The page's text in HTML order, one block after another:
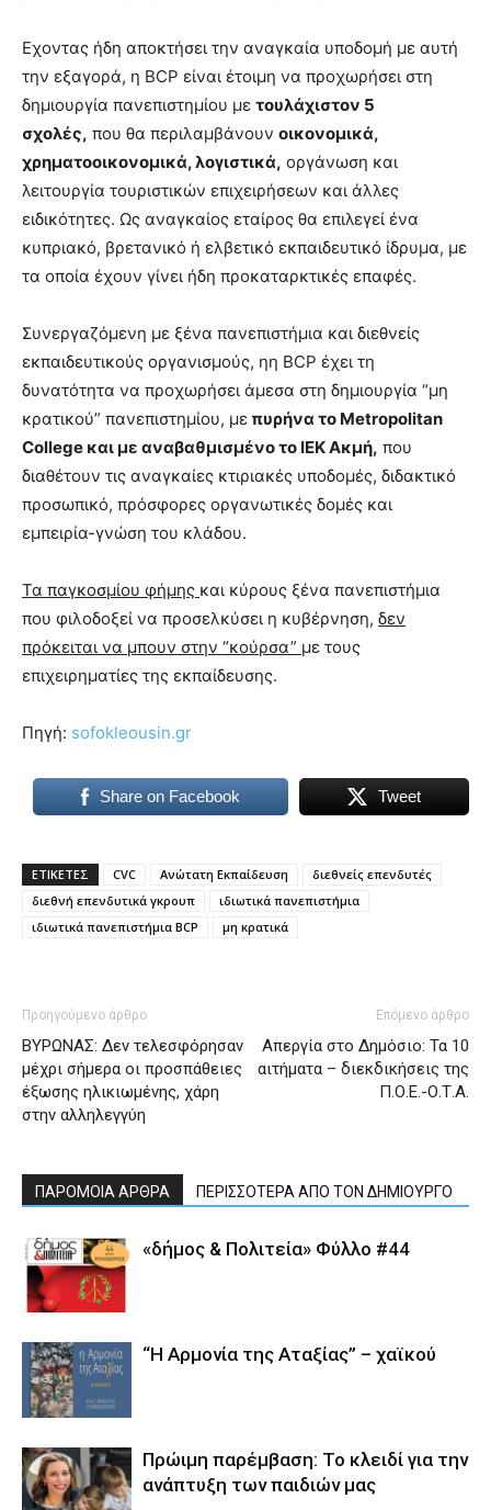
Εχοντας ήδη αποκτήσει την αναγκαία υποδομή με αυτή
την εξαγορά, η BCP είναι έτοιμη να προχωρήσει στη
δημιουργία πανεπιστημίου με τουλάχιστον 5
σχολές, που θα περιλαμβάνουν οικονομικά,
χρηματοοικονομικά, λογιστικά, οργάνωση και
λειτουργία τουριστικών επιχειρήσεων και άλλες
ειδικότητες. Ως αναγκαίος εταίρος θα επιλεγεί ένα
κυπριακό, βρετανικό ή ελβετικό εκπαιδευτικό ίδρυμα, με
τα οποία έχουν γίνει ήδη προκαταρκτικές επαφές.
Συνεργαζόμενη με ξένα πανεπιστήμια και διεθνείς
εκπαιδευτικούς οργανισμούς, ηη BCP έχει τη
δυνατότητα να προχωρήσει άμεσα στη δημιουργία “μη
κρατικού” πανεπιστημίου, με πυρήνα το Metropolitan
College και με αναβαθμισμένο το ΙΕΚ Ακμή, που
διαθέτουν τις αναγκαίες κτιριακές υποδομές, διδακτικό
προσωπικό, πρόσφορες οργανωτικές δομές και
εμπειρία-γνώση του κλάδου.
Τα παγκοσμίου φήμης και κύρους ξένα πανεπιστήμια
που φιλοδοξεί να προσελκύσει η κυβέρνηση, δεν
πρόκειται να μπουν στην “κούρσα” με τους
επιχειρηματίες της εκπαίδευσης.
Πηγή: sofokleousin.gr
Share on Facebook Tweet
ΕΤΙΚΕΤΕΣ CVC Ανώτατη Εκπαίδευση
διεθνείς επενδυτές
διεθνή επενδυτικά γκρουπ
ιδιωτικά πανεπιστήμια
ιδιωτικά πανεπιστήμια BCP
μη κρατικά
Προηγούμενο άρθρο
ΒΥΡΩΝΑΣ: Δεν τελεσφόρησαν
μέχρι σήμερα οι προσπάθειες
έξωσης ηλικιωμένης, χάρη
στην αλληλεγγύη
Επόμενο άρθρο
Απεργία στο Δημόσιο: Τα 10
αιτήματα – διεκδικήσεις της
Π.Ο.Ε.-Ο.Τ.Α.
ΠΑΡΟΜΟΙΑ ΑΡΘΡΑ ΠΕΡΙΣΣΟΤΕΡΑ ΑΠΟ ΤΟΝ ΔΗΜΙΟΥΡΓΟ
«δήμος & Πολιτεία» Φύλλο #44
“Η Αρμονία της Αταξίας” – χαϊκού
Πρώιμη παρέμβαση: Το κλειδί για την
ανάπτυξη των παιδιών µας